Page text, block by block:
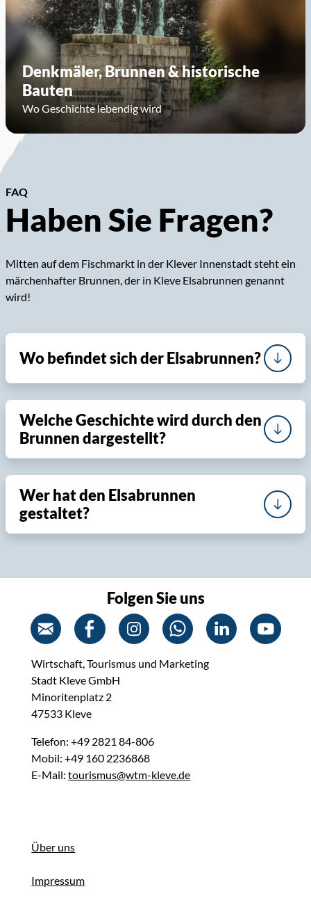
Denkmäler, Brunnen & historische
Bauten
Wo Geschichte lebendig wird
FAQ
Haben Sie Fragen?
Mitten auf dem Fischmarkt in der Klever Innenstadt steht ein
märchenhafter Brunnen, der in Kleve Elsabrunnen genannt
wird!
Wo befindet sich der Elsabrunnen?
Welche Geschichte wird durch den
Brunnen dargestellt?
Wer hat den Elsabrunnen
gestaltet?
Folgen Sie uns
Wirtschaft, Tourismus und Marketing
Stadt Kleve GmbH
Minoritenplatz 2
47533 Kleve
Telefon: +49 2821 84-806
Mobil: +49 160 2236868
E-Mail:tourismus@wtm-kleve.de
Über uns
Impressum